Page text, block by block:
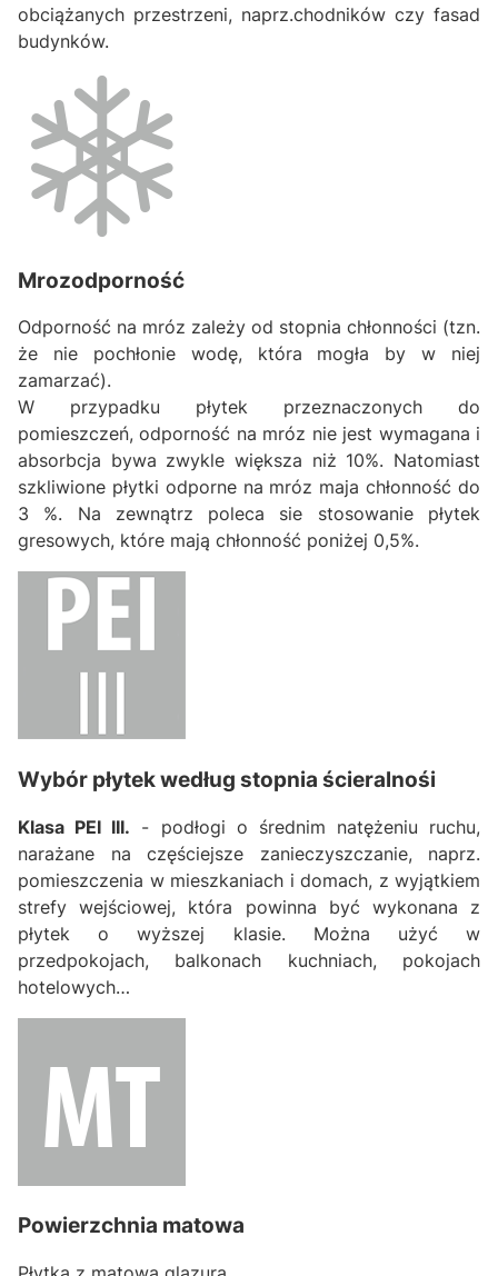
obciążanych przestrzeni, naprz.chodników czy fasad
budynków.
Mrozodporność
Odporność na mróz zależy od stopnia chłonności (tzn.
że nie pochłonie wodę, która mogła by w niej
zamarzać).
W przypadku płytek przeznaczonych do
pomieszczeń, odporność na mróz nie jest wymagana i
absorbcja bywa zwykle większa niż 10%. Natomiast
szkliwione płytki odporne na mróz maja chłonność do
3 %. Na zewnątrz poleca sie stosowanie płytek
gresowych, które mają chłonność poniżej 0,5%.
Wybór płytek według stopnia ścieralnośi
Klasa PEI III. - podłogi o średnim natężeniu ruchu,
narażane na częściejsze zanieczyszczanie, naprz.
pomieszczenia w mieszkaniach i domach, z wyjątkiem
strefy wejściowej, która powinna być wykonana z
płytek o wyższej klasie. Można użyć w
przedpokojach, balkonach kuchniach, pokojach
hotelowych…
Powierzchnia matowa